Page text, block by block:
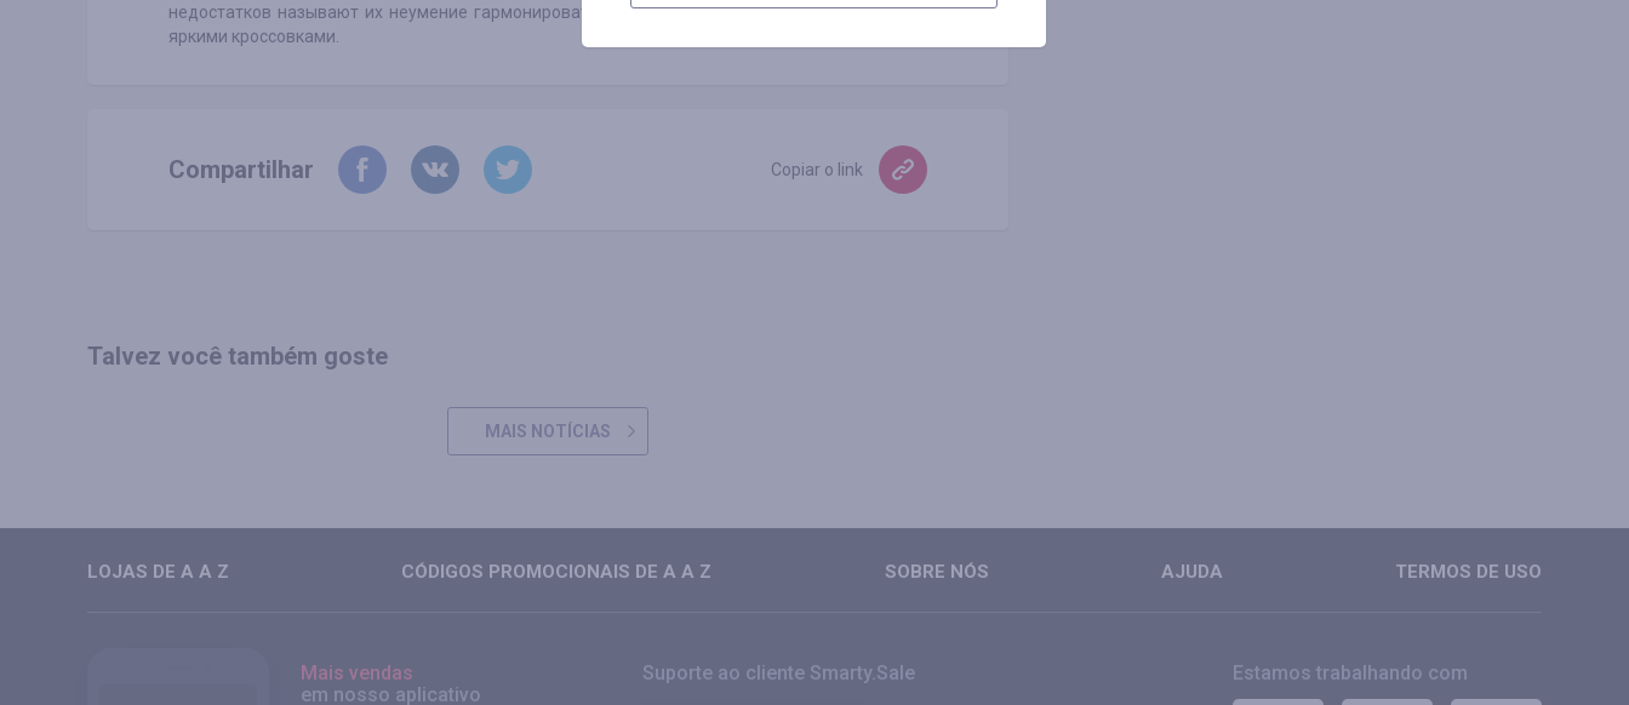
недостатков называют их неумение гармонировать с босоножками, меховыми лоферами и
яркими кроссовками.
Compartilhar Copiar o link
Talvez você também goste
MAIS NOTÍCIAS
LOJAS DE A A Z CÓDIGOS PROMOCIONAIS DE A A Z SOBRE NÓS AJUDA TERMOS DE USO
Mais vendas
em nosso aplicativo
Estamos trabalhando com
Suporte ao cliente Smarty.Sale